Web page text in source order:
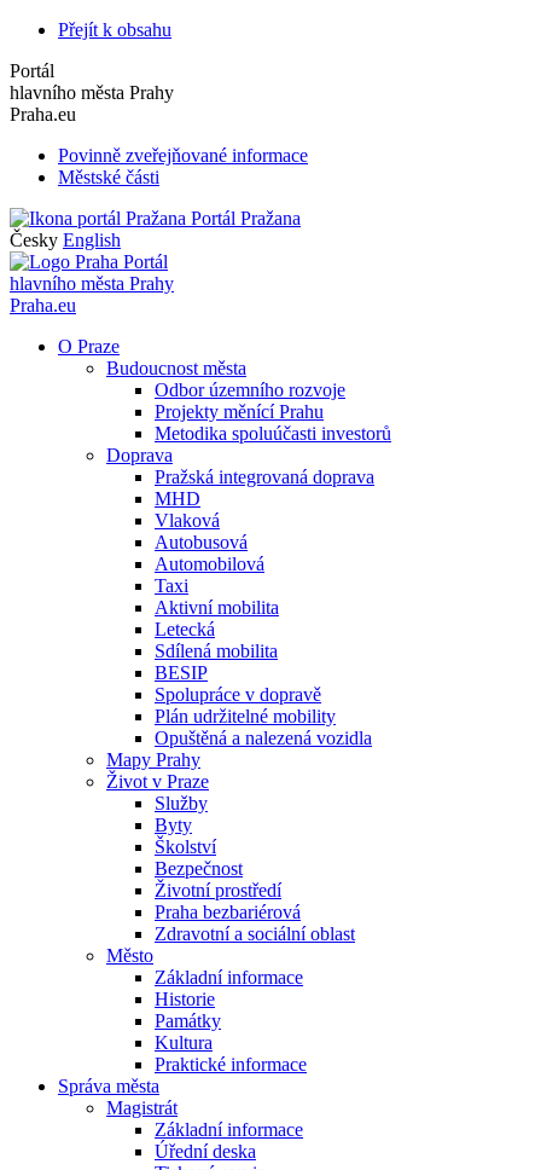
Přejít k obsahu
Portál
hlavního města Prahy
Praha.eu
Povinně zveřejňované informace
Městské části
Portál Pražana
Česky English
Portál
hlavního města Prahy
Praha.eu
O Praze
Budoucnost města
Odbor územního rozvoje
Projekty měnící Prahu
Metodika spoluúčasti investorů
Doprava
Pražská integrovaná doprava
MHD
Vlaková
Autobusová
Automobilová
Taxi
Aktivní mobilita
Letecká
Sdílená mobilita
BESIP
Spolupráce v dopravě
Plán udržitelné mobility
Opuštěná a nalezená vozidla
Mapy Prahy
Život v Praze
Služby
Byty
Školství
Bezpečnost
Životní prostředí
Praha bezbariérová
Zdravotní a sociální oblast
Město
Základní informace
Historie
Památky
Kultura
Praktické informace
Správa města
Magistrát
Základní informace
Úřední deska